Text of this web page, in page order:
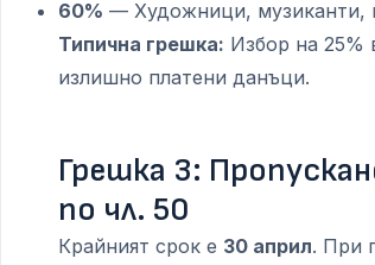
60% — Художници, музиканти,
Типична грешка: Избор на 25%
излишно платени данъци.
Грешка 3:
по чл. 50
Крайният срок е 30 април. При